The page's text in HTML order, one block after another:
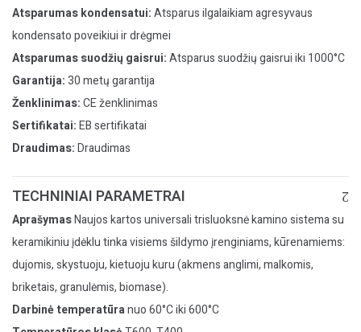
Atsparumas kondensatui:Atsparus ilgalaikiam agresyvaus
kondensato poveikiui ir drėgmei
Atsparumas suodžių gaisrui:Atsparus suodžių gaisrui iki 1000°C
Garantija:30 metų garantija
Ženklinimas:CE ženklinimas
Sertifikatai:EB sertifikatai
Draudimas:Draudimas
TECHNINIAI PARAMETRAI
AprašymasNaujos kartos universali trisluoksnė kamino sistema su
keramikiniu įdėklu tinka visiems šildymo įrenginiams, kūrenamiems:
dujomis, skystuoju, kietuoju kuru (akmens anglimi, malkomis,
briketais, granulėmis, biomase).
Darbinė temperatūranuo 60°C iki 600°C